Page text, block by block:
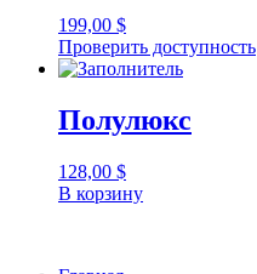
199,00 $
Проверить доступность
Полулюкс
128,00 $
В корзину